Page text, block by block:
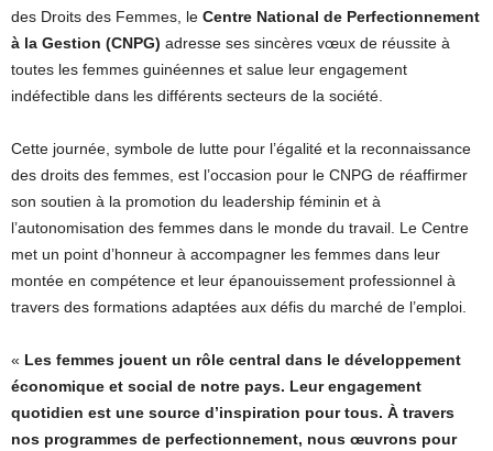
des Droits des Femmes, le Centre National de Perfectionnement
à la Gestion (CNPG) adresse ses sincères vœux de réussite à
toutes les femmes guinéennes et salue leur engagement
indéfectible dans les différents secteurs de la société.
Cette journée, symbole de lutte pour l’égalité et la reconnaissance
des droits des femmes, est l’occasion pour le CNPG de réaffirmer
son soutien à la promotion du leadership féminin et à
l’autonomisation des femmes dans le monde du travail. Le Centre
met un point d’honneur à accompagner les femmes dans leur
montée en compétence et leur épanouissement professionnel à
travers des formations adaptées aux défis du marché de l’emploi.
« Les femmes jouent un rôle central dans le développement
économique et social de notre pays. Leur engagement
quotidien est une source d’inspiration pour tous. À travers
nos programmes de perfectionnement, nous œuvrons pour